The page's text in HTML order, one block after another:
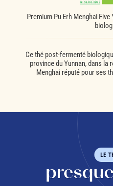
Premium Pu Erh Menghai
Ce thé post-fermenté
province du Yunnan, dans la
Menghai réputé pour ses
LE